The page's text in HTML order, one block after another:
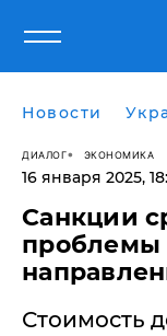
Новости
ДИАЛОГ ЭКОНОМИКА
16 января 2025,
Санкции
проблемы
Стоимость